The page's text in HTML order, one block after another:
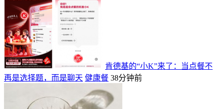
肯德基的“小K”来了：当点餐不
再是选择题，而是聊天 健康餐 38分钟前